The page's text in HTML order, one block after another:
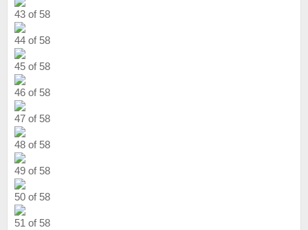
43 of 58
44 of 58
45 of 58
46 of 58
47 of 58
48 of 58
49 of 58
50 of 58
51 of 58